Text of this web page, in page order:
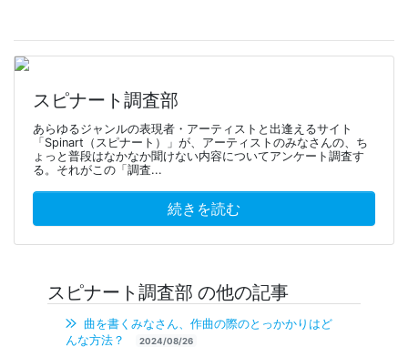
スピナート調査部
あらゆるジャンルの表現者・アーティストと出逢えるサイト
「Spinart（スピナート）」が、アーティストのみなさんの、ち
ょっと普段はなかなか聞けない内容についてアンケート調査す
る。それがこの「調査...
続きを読む
スピナート調査部 の他の記事
曲を書くみなさん、作曲の際のとっかかりはど
んな方法？
2024/08/26